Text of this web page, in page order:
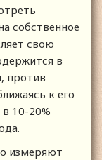
собственное
свою
в
против
к его
10-20%
измеряют